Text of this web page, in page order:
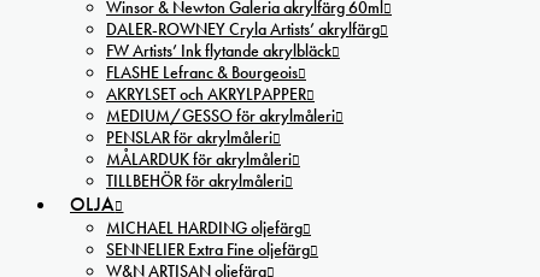
Winsor & Newton Galeria akrylfärg 60ml
DALER-ROWNEY Cryla Artists’ akrylfärg
FW Artists’ Ink flytande akrylbläck
FLASHE Lefranc & Bourgeois
AKRYLSET och AKRYLPAPPER
MEDIUM/GESSO för akrylmåleri
PENSLAR för akrylmåleri
MÅLARDUK för akrylmåleri
TILLBEHÖR för akrylmåleri
OLJA
MICHAEL HARDING oljefärg
SENNELIER Extra Fine oljefärg
W&N ARTISAN oljefärg